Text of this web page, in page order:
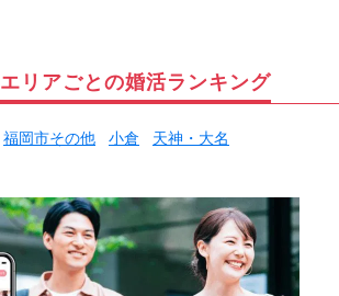
リアごとの婚活ランキング
福岡市その他 小倉 天神・大名